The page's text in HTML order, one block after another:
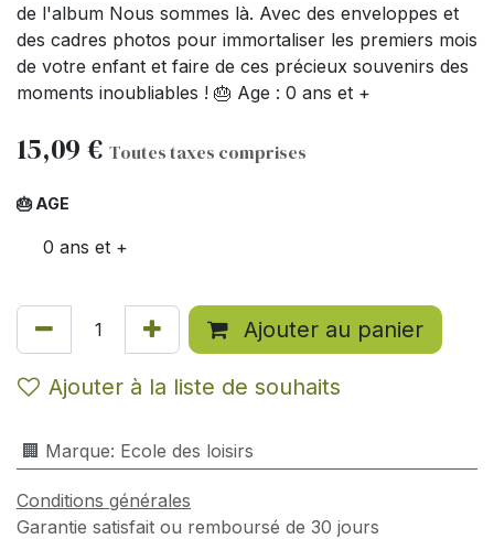
de l'album Nous sommes là. Avec des enveloppes et
des cadres photos pour immortaliser les premiers mois
de votre enfant et faire de ces précieux souvenirs des
moments inoubliables ! 🎂 Age : 0 ans et +
15,09 € Toutes taxes comprises
🎂 AGE
0 ans et +
Ajouter au panier
Ajouter à la liste de souhaits
🏢 Marque: Ecole des loisirs
Conditions générales
Garantie satisfait ou remboursé de 30 jours